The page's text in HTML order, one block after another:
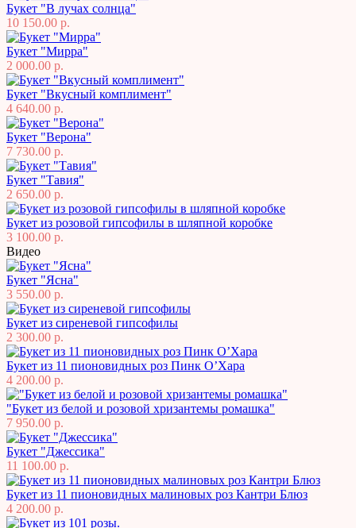
Букет "В лучах солнца"
10 150.00 р.
Букет "Мирра"
2 000.00 р.
Букет "Вкусный комплимент"
4 640.00 р.
Букет "Верона"
7 730.00 р.
Букет "Тавия"
2 650.00 р.
Букет из розовой гипсофилы в шляпной коробке
3 100.00 р.
Видео
Букет "Ясна"
3 550.00 р.
Букет из сиреневой гипсофилы
2 300.00 р.
Букет из 11 пионовидных роз Пинк О’Хара
4 200.00 р.
"Букет из белой и розовой хризантемы ромашка"
7 950.00 р.
Букет "Джессика"
11 100.00 р.
Букет из 11 пионовидных малиновых роз Кантри Блюз
4 200.00 р.